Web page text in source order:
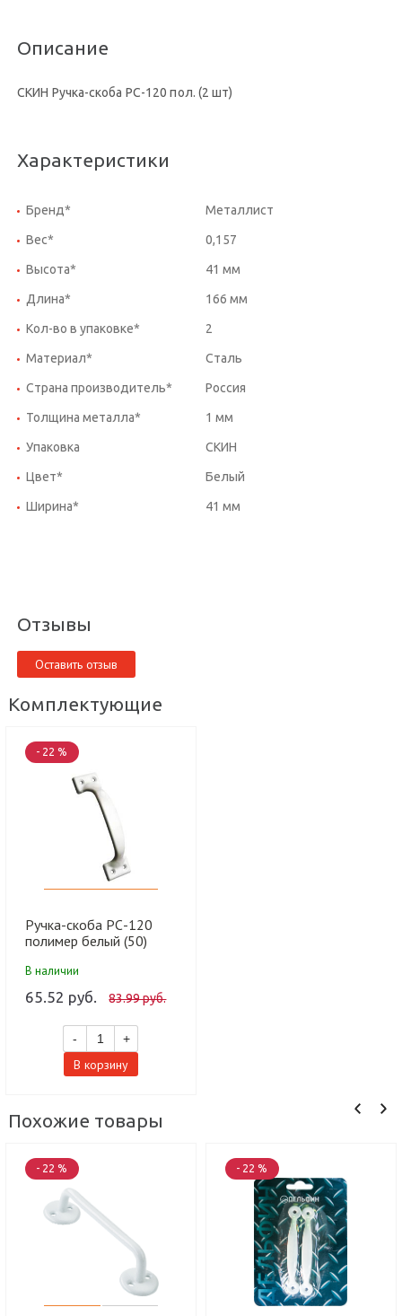
Описание
СКИН Ручка-скоба РС-120 пол. (2 шт)
Характеристики
Бренд* Металлист
Вес* 0,157
Высота* 41 мм
Длина* 166 мм
Кол-во в упаковке* 2
Материал* Сталь
Страна производитель* Россия
Толщина металла* 1 мм
Упаковка СКИН
Цвет* Белый
Ширина* 41 мм
Отзывы
Оставить отзыв
Комплектующие
- 22 %
Ручка-скоба РС-120
полимер белый (50)
В наличии
65.52 руб. 83.99 руб.
- +
В корзину
Похожие товары
- 22 % - 22 %